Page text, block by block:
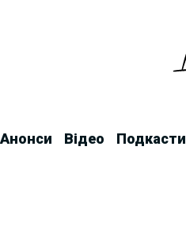
Анонси Відео Подкасти